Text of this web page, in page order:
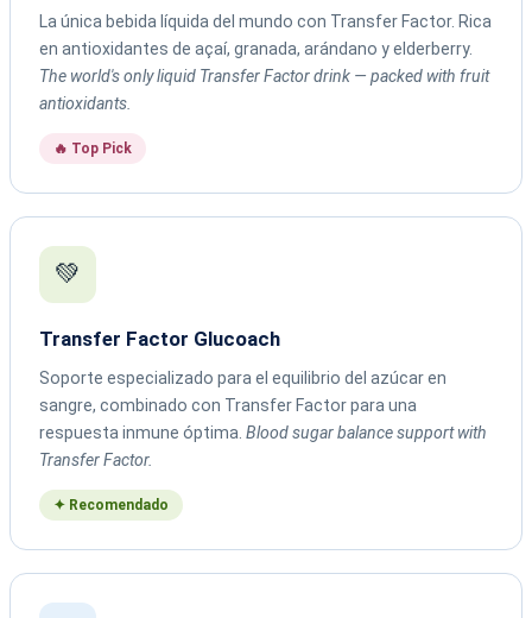
La única bebida líquida del mundo con Transfer Factor. Rica
en antioxidantes de açaí, granada, arándano y elderberry.
The world's only liquid Transfer Factor drink — packed with fruit
antioxidants.
🔥 Top Pick
💚
Transfer Factor Glucoach
Soporte especializado para el equilibrio del azúcar en
sangre, combinado con Transfer Factor para una
respuesta inmune óptima. Blood sugar balance support with
Transfer Factor.
✦ Recomendado